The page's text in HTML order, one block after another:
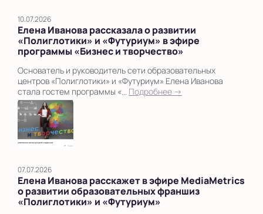
10.07.2026
Елена Иванова рассказала о развитии
«Полиглотики» и «Футуриум» в эфире
программы «Бизнес и творчество»
Основатель и руководитель сети образовательных
центров «Полиглотики» и «Футуриум» Елена Иванова
стала гостем программы «... Подробнее →
07.07.2026
Елена Иванова расскажет в эфире MediaMetrics
о развитии образовательных франшиз
«Полиглотики» и «Футуриум»